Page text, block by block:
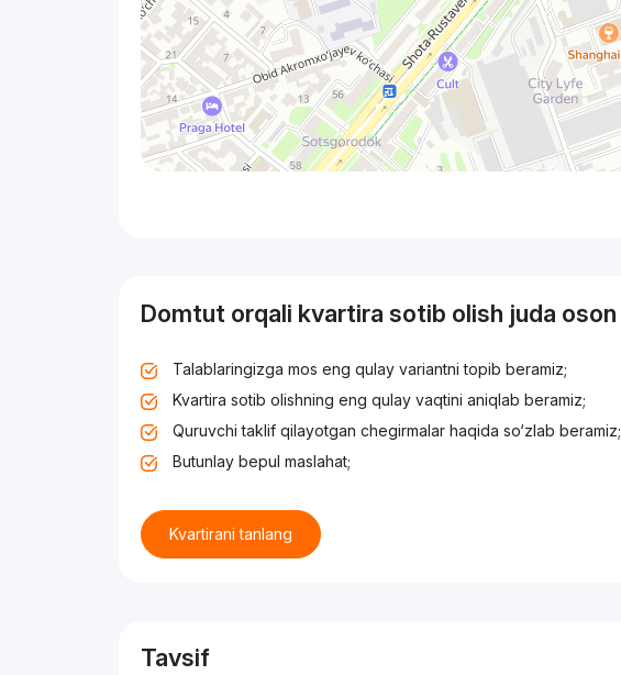
Domtut orqali kvartira sotib olish juda oson
Talablaringizga mos eng qulay variantni topib beramiz;
Kvartira sotib olishning eng qulay vaqtini aniqlab beramiz;
Quruvchi taklif qilayotgan chegirmalar haqida so‘zlab beramiz;
Butunlay bepul maslahat;
Kvartirani tanlang
Tavsif